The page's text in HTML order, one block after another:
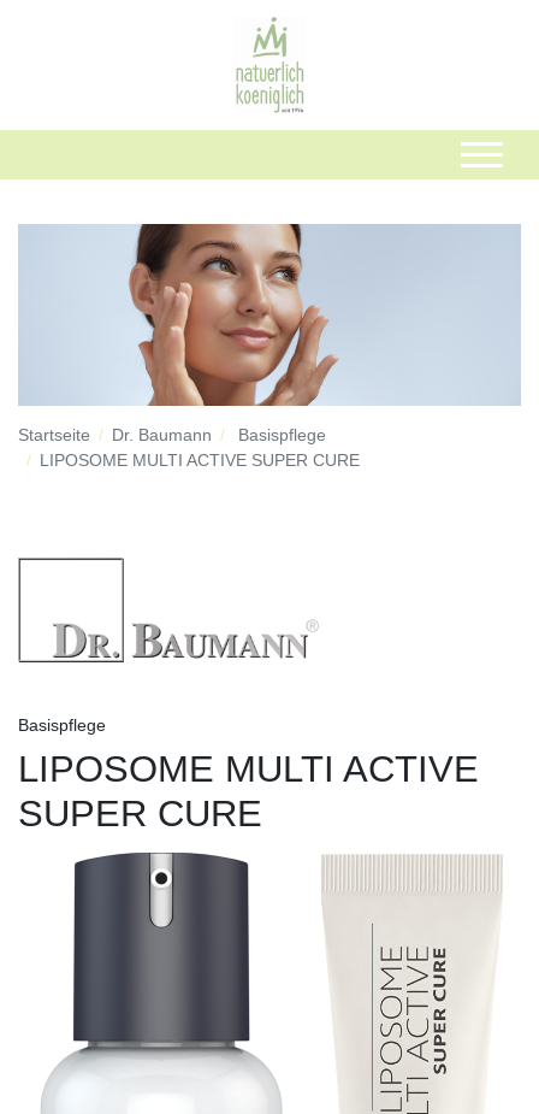
Startseite Dr. Baumann
Basispflege
LIPOSOME MULTI ACTIVE SUPER CURE
Basispflege
LIPOSOME MULTI ACTIVE
SUPER CURE